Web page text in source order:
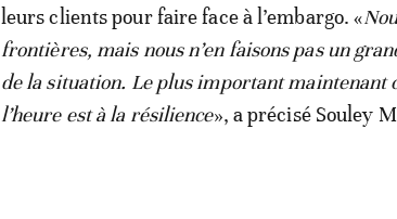
leurs clients pour faire face à l’embargo. «
frontières, mais nous n’en faisons pas un
de la situation. Le plus important maintenant
l’heure est à la résilience», a précisé Souley